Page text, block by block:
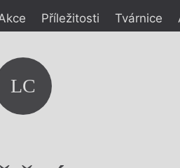
Příležitosti Tvárnice
LC